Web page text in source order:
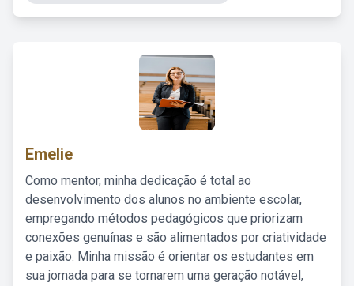
Emelie
Como mentor, minha dedicação é total ao
desenvolvimento dos alunos no ambiente escolar,
empregando métodos pedagógicos que priorizam
conexões genuínas e são alimentados por criatividade
e paixão. Minha missão é orientar os estudantes em
sua jornada para se tornarem uma geração notável,